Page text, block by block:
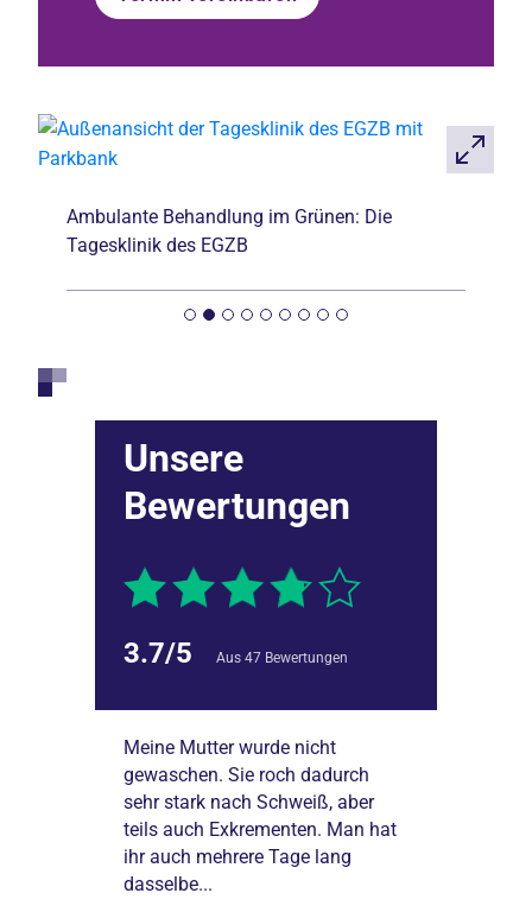
Ambulante Behandlung im Grünen: Die
Tagesklinik des EGZB
Unsere
Bewertungen
3.7/5 Aus 47 Bewertungen
Meine Mutter wurde nicht
gewaschen. Sie roch dadurch
sehr stark nach Schweiß, aber
teils auch Exkrementen. Man hat
ihr auch mehrere Tage lang
dasselbe...